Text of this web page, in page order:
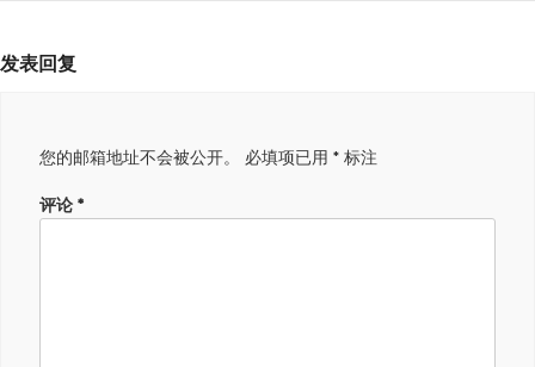
发表回复
您的邮箱地址不会被公开。 必填项已用 * 标注
评论 *